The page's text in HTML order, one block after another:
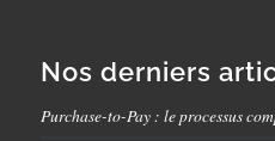
Nos derniers
Purchase-to-Pay : le processus